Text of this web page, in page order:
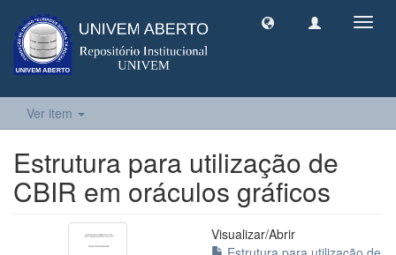
Ver item
Estrutura para utilização de
CBIR em oráculos gráficos
Visualizar/Abrir